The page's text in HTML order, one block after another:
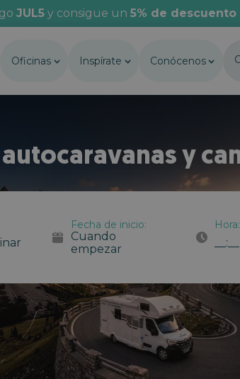
JUL5y consigue un 5% de descuento
Oficinas Inspírate Conócenos
y
Fecha de inicio:
Cuando
empezar
Hora:
__:__